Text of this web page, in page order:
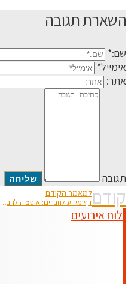
השארת תגובה
שם:*
אימייל*
אתר:
תגובה
קודםלמאמר הקודם
דף מידע לחברים: אופציה לחברים לפתיחת כתובת מייל חדשה במקום sarid.org.il
לוח אירועים